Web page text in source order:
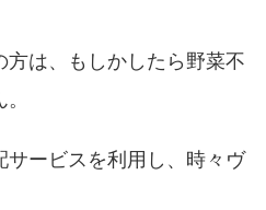
は、もしかしたら野菜不
サービスを利用し、時々ヴ